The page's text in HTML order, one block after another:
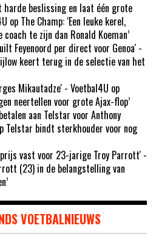
harde beslissing en laat één grote
op The Champ: ‘Een leuke kerel,
te zijn dan Ronald Koeman’
Feyenoord per direct voor Genoa' -
keert terug in de selectie van het
Mikautadze' - Voetbal4U op
neertellen voor grote Ajax-flop’
aan Telstar voor Anthony
Telstar bindt sterkhouder voor nog
vast voor 23-jarige Troy Parrott' -
(23) in de belangstelling van
VOETBALNIEUWS